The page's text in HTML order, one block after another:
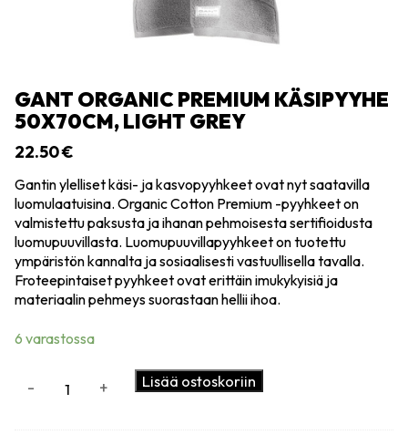
GANT ORGANIC PREMIUM KÄSIPYYHE
50X70CM, LIGHT GREY
22.50€
Gantin ylelliset käsi- ja kasvopyyhkeet ovat nyt saatavilla
luomulaatuisina. Organic Cotton Premium -pyyhkeet on
valmistettu paksusta ja ihanan pehmoisesta sertifioidusta
luomupuuvillasta. Luomupuuvillapyyhkeet on tuotettu
ympäristön kannalta ja sosiaalisesti vastuullisella tavalla.
Froteepintaiset pyyhkeet ovat erittäin imukykyisiä ja
materiaalin pehmeys suorastaan hellii ihoa.
6 varastossa
- + Lisää ostoskoriin